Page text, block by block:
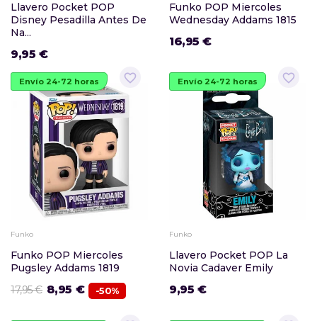
Llavero Pocket POP
Disney Pesadilla Antes De
Na...
9,95 €
Funko POP Miercoles
Wednesday Addams 1815
16,95 €
favorite_border
Envío 24-72 horas
Funko
Funko POP Miercoles
Pugsley Addams 1819
17,95 € 8,95 € -50%
favorite_border
Envío 24-72 horas
Funko
Llavero Pocket POP La
Novia Cadaver Emily
9,95 €